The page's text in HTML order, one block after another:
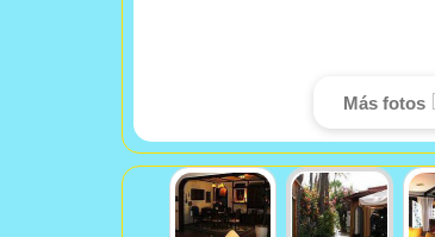
Más fotos